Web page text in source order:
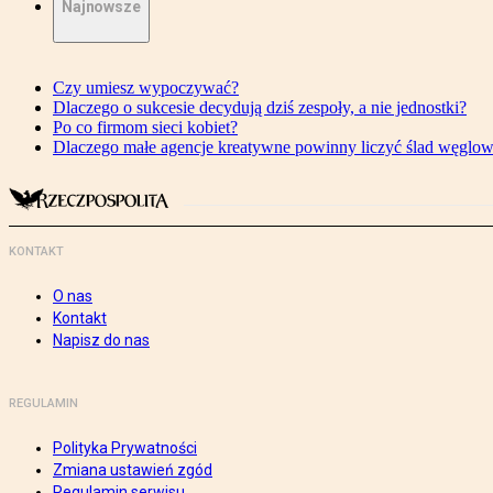
Najnowsze
Czy umiesz wypoczywać?
Dlaczego o sukcesie decydują dziś zespoły, a nie jednostki?
Po co firmom sieci kobiet?
Dlaczego małe agencje kreatywne powinny liczyć ślad
KONTAKT
O nas
Kontakt
Napisz do nas
REGULAMIN
Polityka Prywatności
Zmiana ustawień zgód